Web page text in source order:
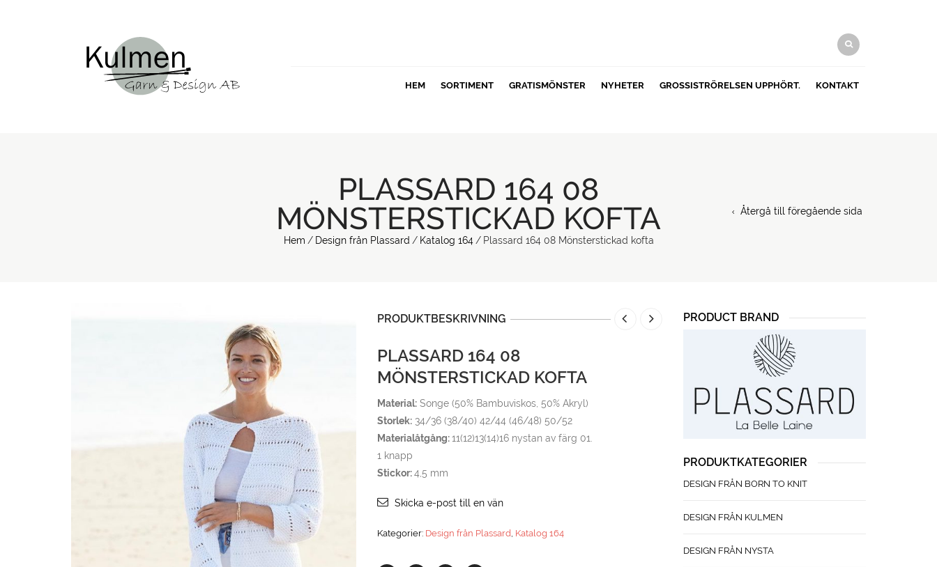
HEM SORTIMENT GRATISMÖNSTER NYHETER GROSSISTRÖRELSEN UPPHÖRT. KONTAKT
PLASSARD 164 08
MÖNSTERSTICKAD KOFTA
Hem / Design från Plassard / Katalog 164 / Plassard 164 08 Mönsterstickad kofta
Återgå till föregående sida
PRODUKTBESKRIVNING
PLASSARD 164 08
MÖNSTERSTICKAD KOFTA
Material:Songe (50% Bambuviskos, 50% Akryl)
Storlek:34/36 (38/40) 42/44 (46/48) 50/52
Materialåtgång:11(12)13(14)16 nystan av färg 01.
1 knapp
Stickor:4,5 mm
Skicka e-post till en vän
Kategorier: Design från Plassard, Katalog 164
PRODUCT BRAND
PRODUKTKATEGORIER
DESIGN FRÅN BORN TO KNIT
DESIGN FRÅN KULMEN
DESIGN FRÅN NYSTA